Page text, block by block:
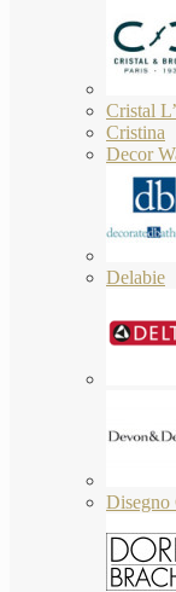
Cristal
Cristina
Decor
Delabie
Disegno